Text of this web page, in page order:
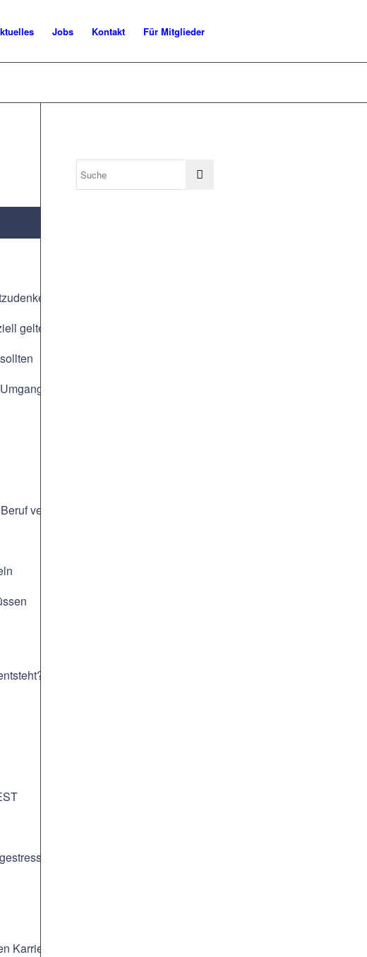
Jobs Kontakt Für Mitglieder
geltend zumachen
mit hoher Arbeitsbelastung
vereinbaren können
Eltern
Karrierekiller Mental Load